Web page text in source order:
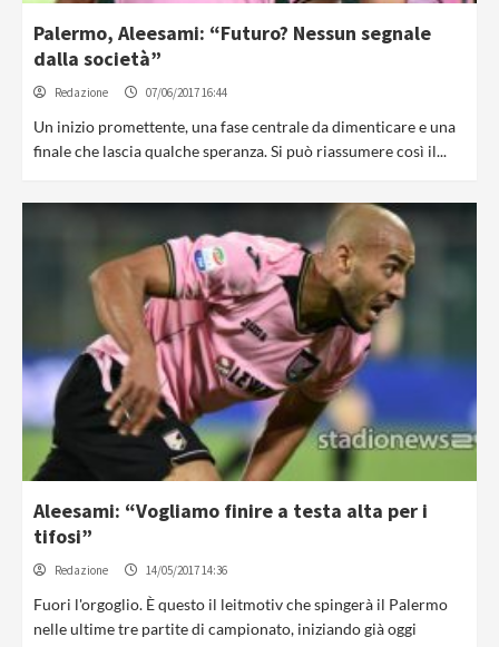
Palermo, Aleesami: “Futuro? Nessun segnale
dalla società”
Redazione 07/06/2017 16:44
Un inizio promettente, una fase centrale da dimenticare e una
finale che lascia qualche speranza. Si può riassumere così il...
Aleesami: “Vogliamo finire a testa alta per i
tifosi”
Redazione 14/05/2017 14:36
Fuori l'orgoglio. È questo il leitmotiv che spingerà il Palermo
nelle ultime tre partite di campionato, iniziando già oggi